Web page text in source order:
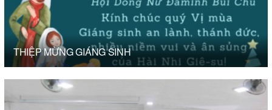
THIỆP MỪNG GIÁNG SINH